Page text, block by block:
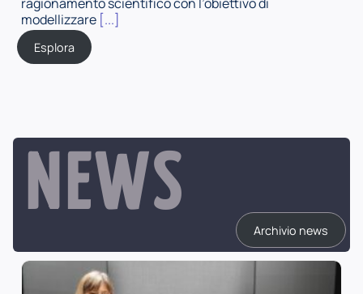
modellizzare [...]
Esplora
NEWS
Archivio news